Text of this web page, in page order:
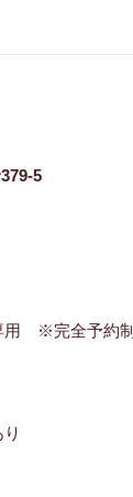
5
用 ※完全予約制